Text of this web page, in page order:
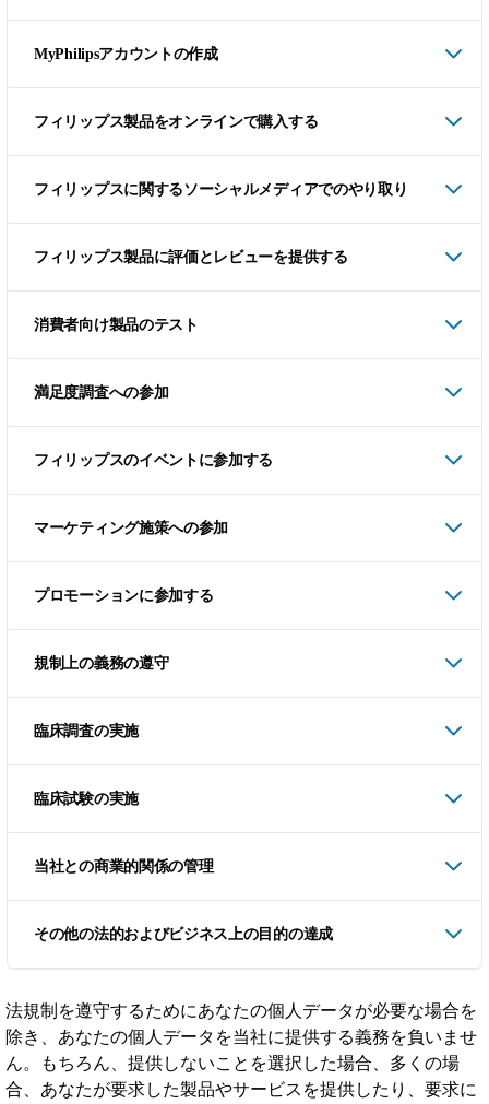
MyPhilipsアカウントの作成
フィリップス製品をオンラインで購入する
フィリップスに関するソーシャルメディアでのやり取り
フィリップス製品に評価とレビューを提供する
消費者向け製品のテスト
満足度調査への参加
フィリップスのイベントに参加する
マーケティング施策への参加
プロモーションに参加する
規制上の義務の遵守
臨床調査の実施
臨床試験の実施
当社との商業的関係の管理
その他の法的およびビジネス上の目的の達成
法規制を遵守するためにあなたの個人データが必要な場合を
除き、あなたの個人データを当社に提供する義務を負いませ
ん。もちろん、提供しないことを選択した場合、多くの場
合、あなたが要求した製品やサービスを提供したり、要求に